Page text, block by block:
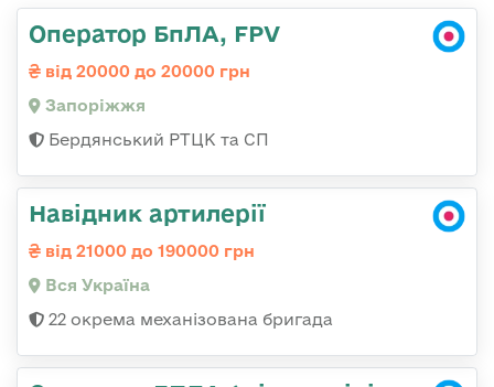
Оператор БпЛА, FPV
від 20000 до 20000 грн
Запоріжжя
Бердянський РТЦК та СП
Навідник артилерії
від 21000 до 190000 грн
Вся Україна
22 окрема механізована бригада